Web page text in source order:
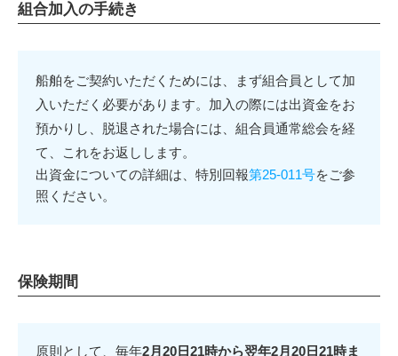
組合加入の手続き
船舶をご契約いただくためには、まず組合員として加
入いただく必要があります。加入の際には出資金をお
預かりし、脱退された場合には、組合員通常総会を経
て、これをお返しします。
出資金についての詳細は、特別回報第25-011号をご参
照ください。
保険期間
原則として、毎年2月20日21時から翌年2月20日21時ま